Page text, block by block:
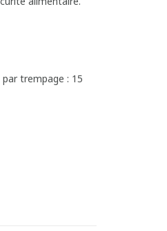
trempage : 15